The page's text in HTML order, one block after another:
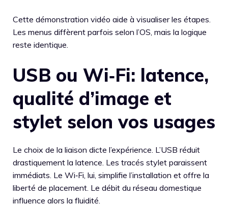
Cette démonstration vidéo aide à visualiser les étapes.
Les menus diffèrent parfois selon l’OS, mais la logique
reste identique.
USB ou Wi‑Fi: latence,
qualité d’image et
stylet selon vos usages
Le choix de la liaison dicte l’expérience. L’USB réduit
drastiquement la latence. Les tracés stylet paraissent
immédiats. Le Wi‑Fi, lui, simplifie l’installation et offre la
liberté de placement. Le débit du réseau domestique
influence alors la fluidité.